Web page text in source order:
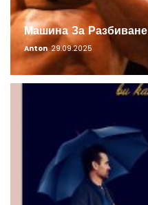
Машина За Разбиване
Anton 29.09.2025